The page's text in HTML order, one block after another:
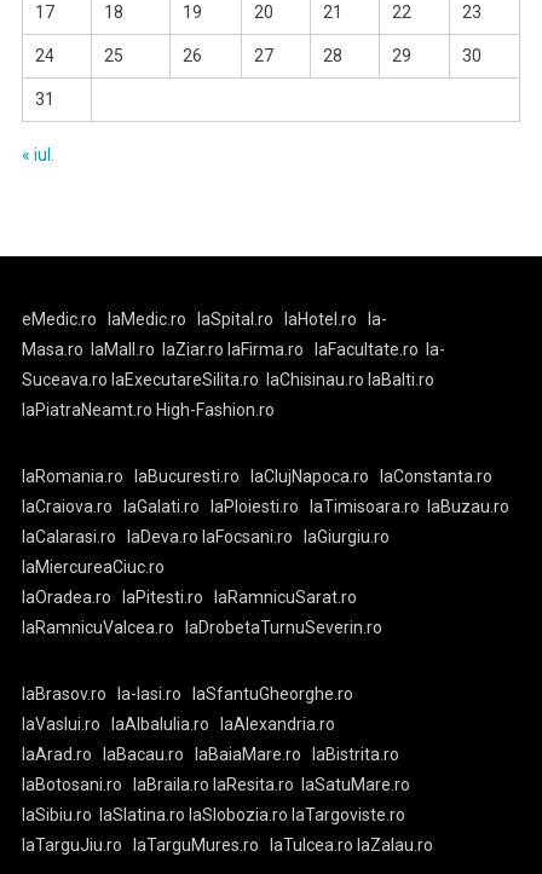
17 18 19 20 21 22 23
24 25 26 27 28 29 30
31
« iul.
eMedic.ro laMedic.ro laSpital.ro laHotel.ro
la-
Masa.ro
laMall.ro laZiar.ro laFirma.ro laFacultate.ro
la-
Suceava.ro laExecutareSilita.ro laChisinau.ro laBalti.ro
laPiatraNeamt.ro High-Fashion.ro
laRomania.ro laBucuresti.ro laClujNapoca.ro
laConstanta.ro
laCraiova.ro
laGalati.ro laPloiesti.ro laTimisoara.ro
laBuzau.ro
laCalarasi.ro
laDeva.ro laFocsani.ro
laGiurgiu.ro
laMiercureaCiuc.ro
laOradea.ro
laPitesti.ro
laRamnicuSarat.ro
laRamnicuValcea.ro
laDrobetaTurnuSeverin.ro
laBrasov.ro la-Iasi.ro
laSfantuGheorghe.ro
laVaslui.ro
laAlbaIulia.ro
laAlexandria.ro
laArad.ro
laBacau.ro laBaiaMare.ro
laBistrita.ro
laBotosani.ro
laBraila.ro laResita.ro
laSatuMare.ro
laSibiu.ro
laSlatina.ro laSlobozia.ro laTargoviste.ro
laTarguJiu.ro
laTarguMures.ro laTulcea.ro laZalau.ro